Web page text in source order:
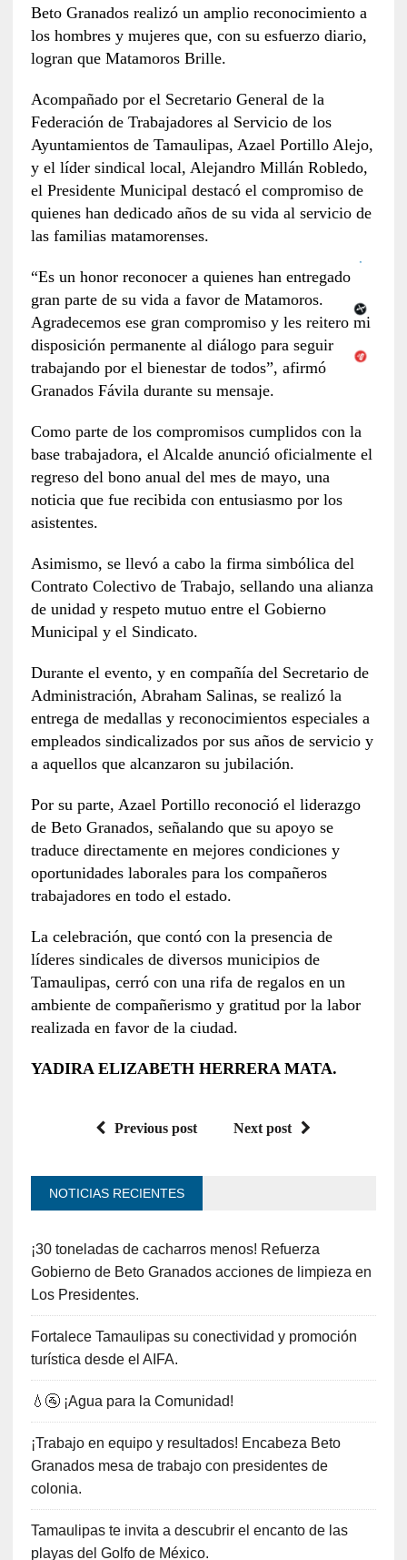
Beto Granados realizó un amplio reconocimiento a
los hombres y mujeres que, con su esfuerzo diario,
logran que Matamoros Brille.
Acompañado por el Secretario General de la
Federación de Trabajadores al Servicio de los
Ayuntamientos de Tamaulipas, Azael Portillo Alejo,
y el líder sindical local, Alejandro Millán Robledo,
el Presidente Municipal destacó el compromiso de
quienes han dedicado años de su vida al servicio de
las familias matamorenses.
“Es un honor reconocer a quienes han entregado
gran parte de su vida a favor de Matamoros.
Agradecemos ese gran compromiso y les reitero mi
disposición permanente al diálogo para seguir
trabajando por el bienestar de todos”, afirmó
Granados Fávila durante su mensaje.
Como parte de los compromisos cumplidos con la
base trabajadora, el Alcalde anunció oficialmente el
regreso del bono anual del mes de mayo, una
noticia que fue recibida con entusiasmo por los
asistentes.
Asimismo, se llevó a cabo la firma simbólica del
Contrato Colectivo de Trabajo, sellando una alianza
de unidad y respeto mutuo entre el Gobierno
Municipal y el Sindicato.
Durante el evento, y en compañía del Secretario de
Administración, Abraham Salinas, se realizó la
entrega de medallas y reconocimientos especiales a
empleados sindicalizados por sus años de servicio y
a aquellos que alcanzaron su jubilación.
Por su parte, Azael Portillo reconoció el liderazgo
de Beto Granados, señalando que su apoyo se
traduce directamente en mejores condiciones y
oportunidades laborales para los compañeros
trabajadores en todo el estado.
La celebración, que contó con la presencia de
líderes sindicales de diversos municipios de
Tamaulipas, cerró con una rifa de regalos en un
ambiente de compañerismo y gratitud por la labor
realizada en favor de la ciudad.
YADIRA ELIZABETH HERRERA MATA.
Previous post Next post
NOTICIAS RECIENTES
¡30 toneladas de cacharros menos! Refuerza
Gobierno de Beto Granados acciones de limpieza en
Los Presidentes.
Fortalece Tamaulipas su conectividad y promoción
turística desde el AIFA.
💧🚰 ¡Agua para la Comunidad!
¡Trabajo en equipo y resultados! Encabeza Beto
Granados mesa de trabajo con presidentes de
colonia.
Tamaulipas te invita a descubrir el encanto de las
playas del Golfo de México.